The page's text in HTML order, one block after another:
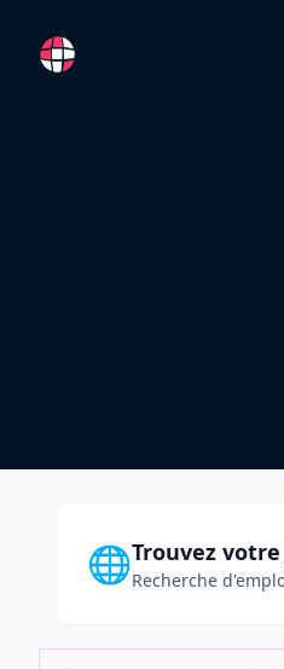
RemoteFR
🌐Trouvez
Recherche